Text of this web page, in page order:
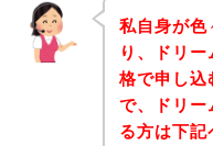
私自身が色
り、ドリ
格で申し込
で、ドリー
る方は下記